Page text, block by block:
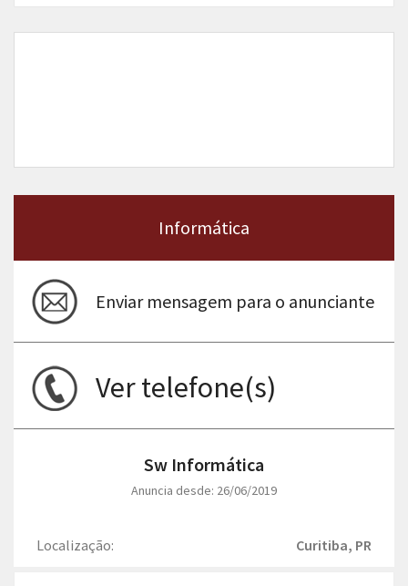
Informática
Enviar mensagem para o anunciante
Ver telefone(s)
Sw Informática
Anuncia desde: 26/06/2019
Localização: Curitiba, PR